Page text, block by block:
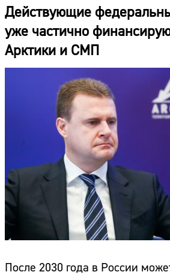
Действующие
уже частично
Арктики и СМП
После 2030 года в России
Курсы валют